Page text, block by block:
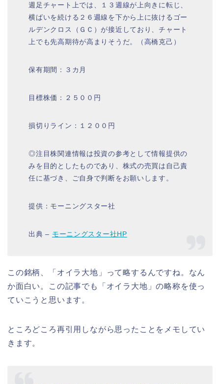
週足チャート上では、１３週線が上向きに転じ、
横ばいを続ける２６週線を下から上に抜けるゴー
ルデンクロス（ＧＣ）が接近しており、チャート
上でも先高期待が高まりそうだ。（高橋克己）
保有期間：３カ月
目標株価：２５００円
損切りライン：１２００円
◎注目株関連情報は投資の参考として情報提供の
みを目的としたものであり、株式の売買は自己責
任に基づき、ご自身で判断をお願いします。
提供：モーニングスター社
出典 – モーニングスター社HP
この銘柄、「オイラ大地」って略するんですね。なん
か面白い。この記事でも「オイラ大地」の略称を使っ
ていこうと思います。
ところどころ再引用しながら思ったことをメモしてい
きます。